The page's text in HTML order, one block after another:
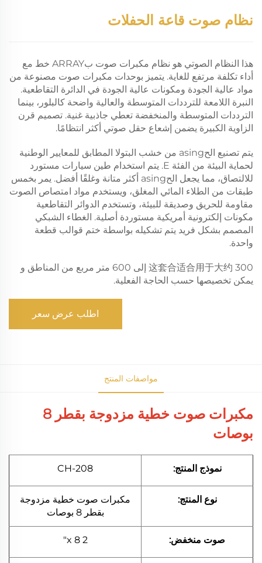
نظام صوت قاعة الحفلات
هذا النظام الصوتي هو نظام مكبرات صوت بARRAY خط مع
أداء تكلفة مرتفع للغاية. يتميز بوحدات مكبرات صوت مصنوعة من
مواد عالية الجودة ومكونات عالية الجودة في الدائرة التقاطعية.
النبرة اللامعة للترددات المتوسطة والعالية واضحة كالبلور، بينما
الترددات المتوسطة والمنخفضة تعطي جاذبية غنية. تصميم قرن
الزاوية الكبيرة يضمن إشعاع حقل صوتي أكثر انتظامًا.
يتم تصنيع الحasing من خشب البتولا المطابق للمعايير الوطنية
لحماية البيئة من الفئة E. يتم استخدام طين سيارات مستورد
للالتصاق، مما يجعل الحasing أكثر متانة وغلقًا أفضل. يمر بخمس
طبقات من الطلاء المائي المغلق، ويستخدم مواد امتصاص الصوت
مقاومة للحريق وصديقة للبيئة، وتستخدم الدوائر التقاطعية
مكونات إلكترونية أمريكية مستوردة أصلية. الغطاء الشبكي
المصمم بشكل فريد يتم تشكيله بواسطة ختم قوالب قطعة
واحدة.
这套合适合用于大约 300 إلى 600 متر مربع من المناطق و
يمكن تخصيصها حسب الحاجة الفعلية.
اطلب عرض سعر
مواصفات المنتج
مكبرات صوت خطية مزدوجة بقطر 8
بوصات
نموذج المنتج: CH-208
نوع المنتج:
مكبرات صوت خطية مزدوجة
بقطر 8 بوصات
صوت منخفض: 2 x 8"